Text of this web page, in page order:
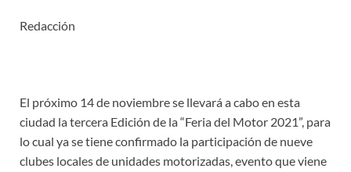
Redacción
El próximo 14 de noviembre se llevará a cabo en esta
ciudad la tercera Edición de la “Feria del Motor 2021”, para
lo cual ya se tiene confirmado la participación de nueve
clubes locales de unidades motorizadas, evento que viene